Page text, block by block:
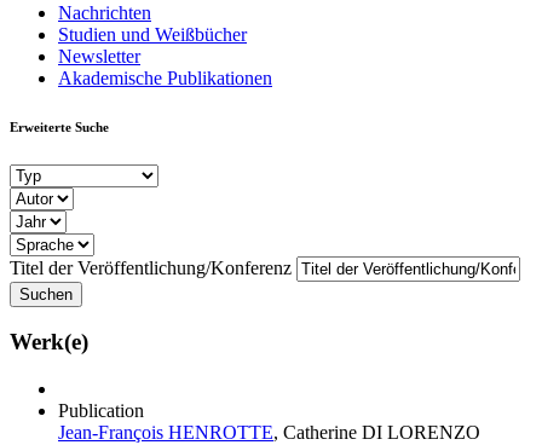
Nachrichten
Studien und Weißbücher
Newsletter
Akademische Publikationen
Erweiterte Suche
Titel der Veröffentlichung/Konferenz
Werk(e)
Publication
Jean-François HENROTTE, Catherine DI LORENZO